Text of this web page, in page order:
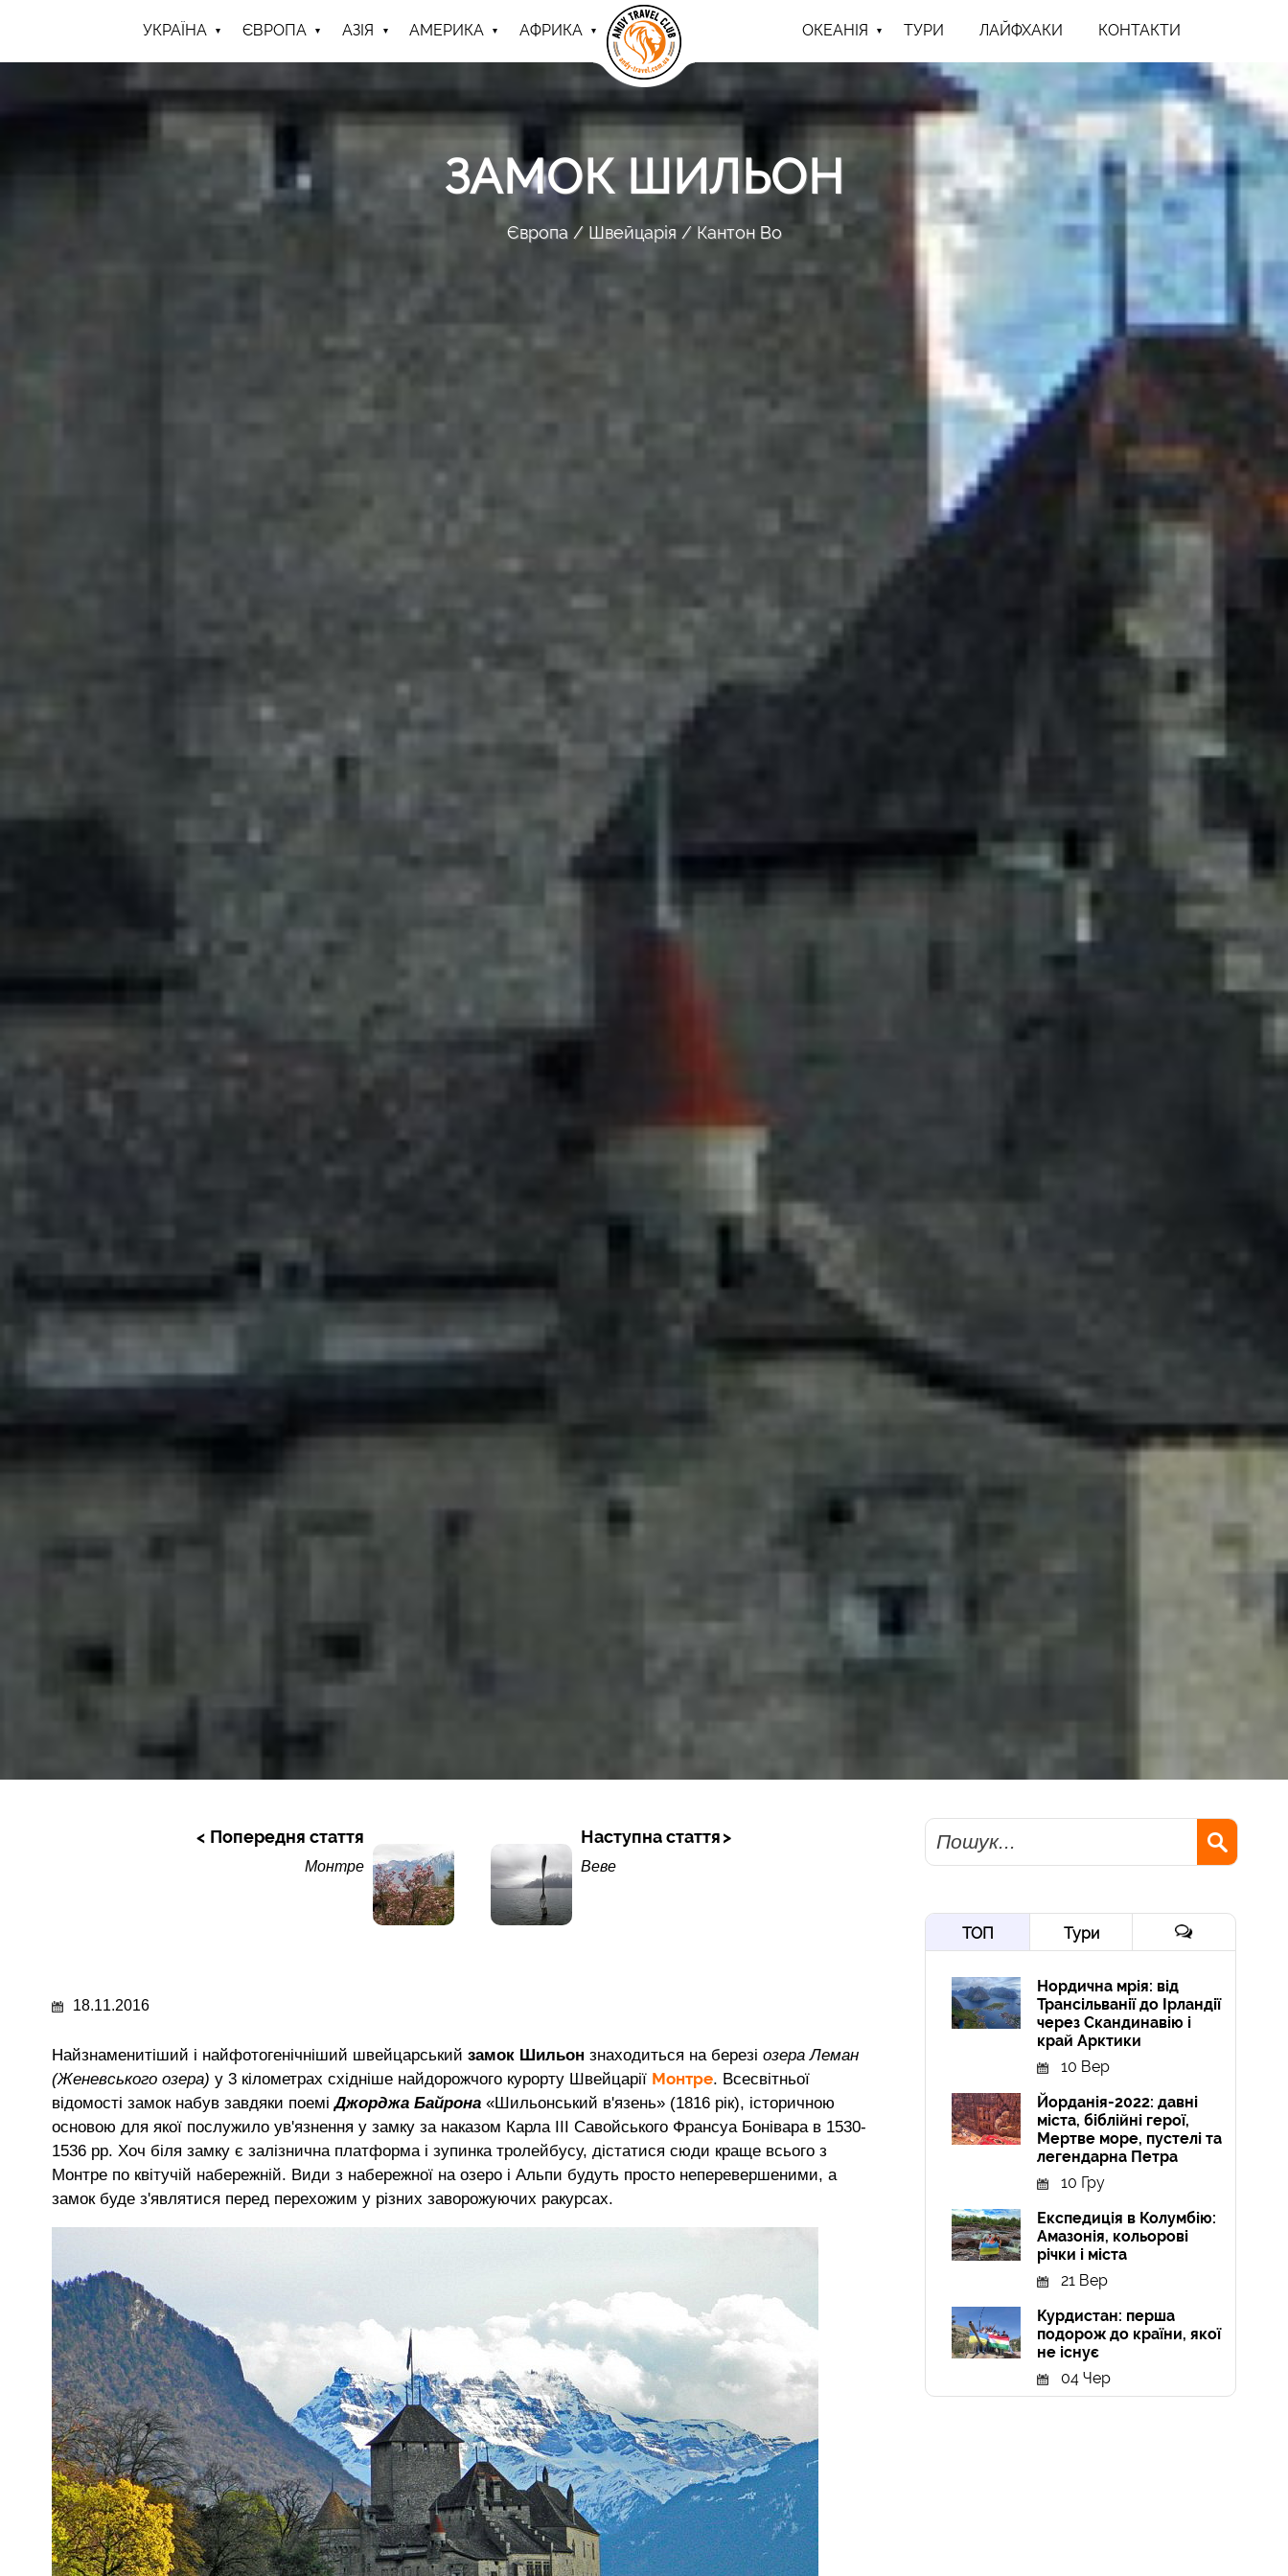
УКРАЇНА ЄВРОПА АЗІЯ АМЕРИКА АФРИКА ОКЕАНІЯ ТУРИ ЛАЙФХАКИ КОНТАКТИ
ЗАМОК ШИЛЬОН
Європа Швейцарія Кантон Во
Попередня стаття
Монтре
Наступна стаття
Веве
18.11.2016
Найзнаменитіший і найфотогенічніший швейцарський замок Шильон знаходиться на березі озера Леман
(Женевського озера) у 3 кілометрах східніше найдорожчого курорту Швейцарії Монтре. Всесвітньої
відомості замок набув завдяки поеміДжорджа Байрона «Шильонський в'язень» (1816 рік), історичною
основою для якої послужило ув'язнення у замку за наказом Карла III Савойського Франсуа Бонівара в 1530-
1536 рр. Хоч біля замку є залізнична платформа і зупинка тролейбусу, дістатися сюди краще всього з
Монтре по квітучій набережній. Види з набережної на озеро і Альпи будуть просто неперевершеними, а
замок буде з'являтися перед перехожим у різних заворожуючих ракурсах.
Пошук
ТОП Тури
Нордична мрія: від
Трансільванії до Ірландії
через Скандинавію і
край Арктики
10 Вер
Йорданія-2022: давні
міста, біблійні герої,
Мертве море, пустелі та
легендарна Петра
10 Гру
Експедиція в Колумбію:
Амазонія, кольорові
річки і міста
21 Вер
Курдистан: перша
подорож до країни, якої
не існує
04 Чер